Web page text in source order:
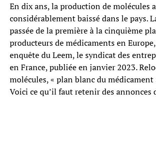
En dix ans, la production de molécules a
considérablement baissé dans le pays.
passée de la première à la cinquième
producteurs de médicaments en
enquête du Leem, le syndicat des
en France, publiée en janvier 2023.
molécules, « plan blanc du
Voici ce qu’il faut retenir des annonces